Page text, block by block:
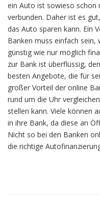
ein Auto ist sowieso schon
verbunden. Daher ist es
das Auto sparen kann. Ein
Banken muss einfach sein,
günstig wie nur möglich
zur Bank ist überflüssig,
besten Angebote, die für
großer Vorteil der online
rund um die Uhr
stellen kann. Viele können
in ihre Bank, da diese an
Nicht so bei den Banken
die richtige